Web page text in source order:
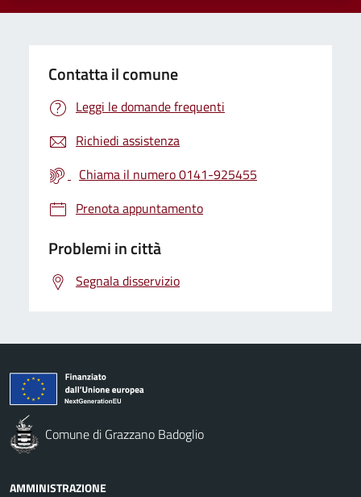
Contatta il comune
Leggi le domande frequenti
Richiedi assistenza
Chiama il numero 0141-925455
Prenota appuntamento
Problemi in città
Segnala disservizio
Comune di Grazzano Badoglio
AMMINISTRAZIONE